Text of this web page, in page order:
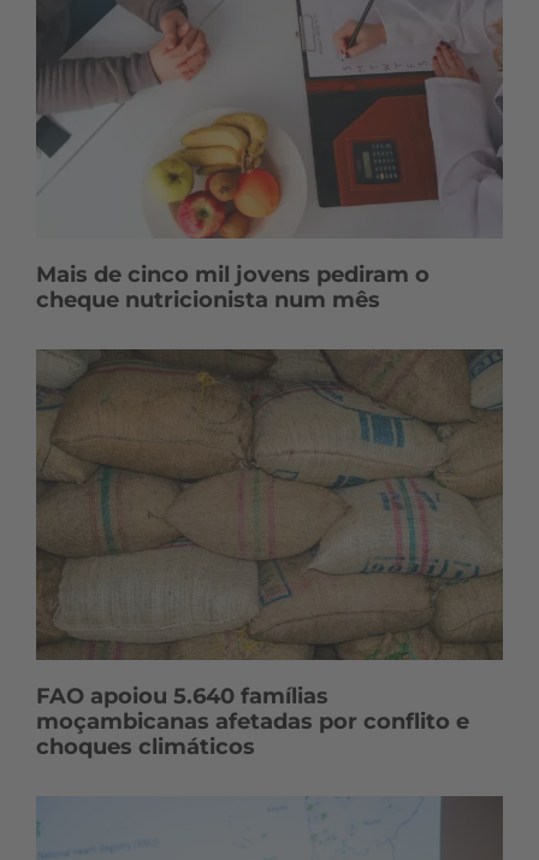
Mais de cinco mil jovens pediram o
cheque nutricionista num mês
FAO apoiou 5.640 famílias
moçambicanas afetadas por conflito e
choques climáticos